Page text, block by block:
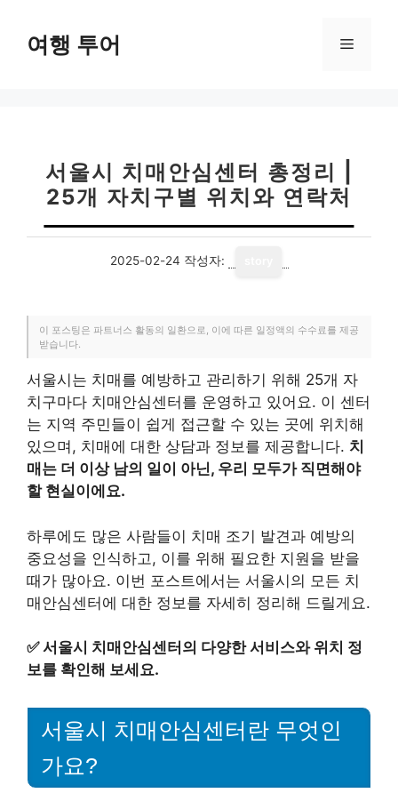
여행 투어 메
서울시 치매안심센터 총정리 |
25개 자치구별 위치와 연락처
2025-02-24 작성자:
이 포스팅은 파트너스 활동의 일환으로, 이에 따른 일정액의 수수료를 제공
받습니다.
서울시는 치매를 예방하고 관리하기 위해 25개 자
치구마다 치매안심센터를 운영하고 있어요. 이 센터
는 지역 주민들이 쉽게 접근할 수 있는 곳에 위치해
있으며, 치매에 대한 상담과 정보를 제공합니다. 치
매는 더 이상 남의 일이 아닌, 우리 모두가 직면해야
할 현실이에요.
하루에도 많은 사람들이 치매 조기 발견과 예방의
중요성을 인식하고, 이를 위해 필요한 지원을 받을
때가 많아요. 이번 포스트에서는 서울시의 모든 치
매안심센터에 대한 정보를 자세히 정리해 드릴게요.
✅서울시 치매안심센터의 다양한 서비스와 위치 정
보를 확인해 보세요.
서울시 치매안심센터란 무엇인
가요?